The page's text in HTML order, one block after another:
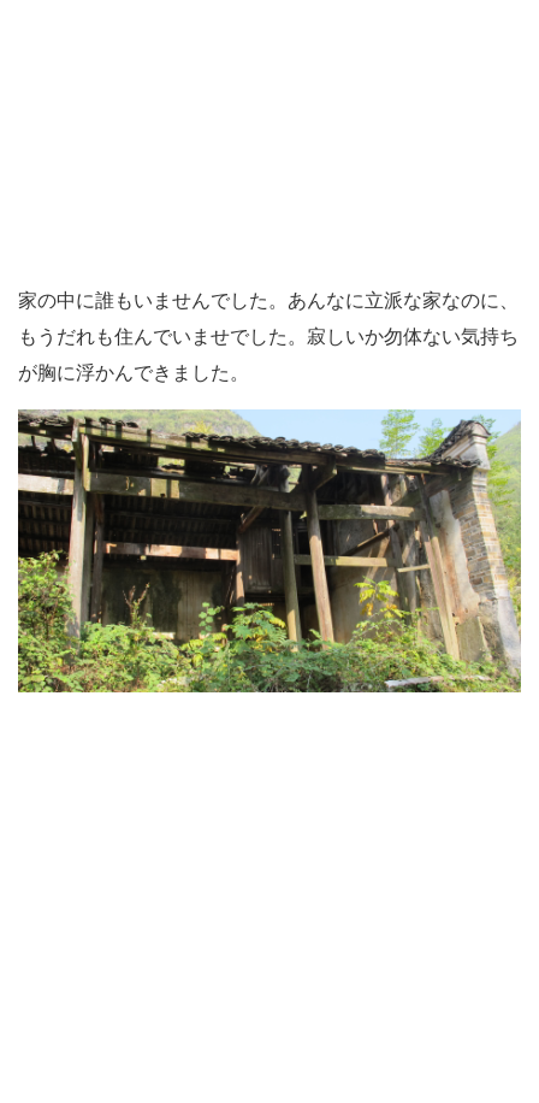
家の中に誰もいませんでした。あんなに立派な家なのに、
もうだれも住んでいませでした。寂しいか勿体ない気持ち
が胸に浮かんできました。